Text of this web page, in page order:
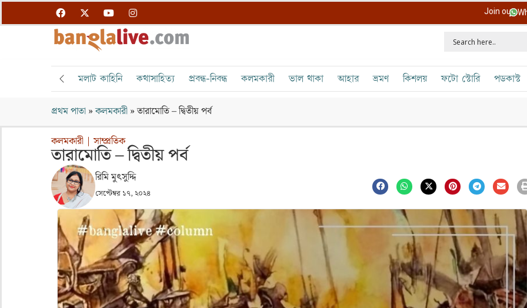
Join our
মলাট কাহিনি কথাসাহিত্য প্রবন্ধ-নিবন্ধ কলমকারী ভাল থাকা আহার ভ্রমণ কিশলয় ফটো স্টোরি পডকাস্ট
প্রথম পাতা »কলমকারী »তারামোতি – দ্বিতীয় পর্ব
কলমকারী |সাম্প্রতিক
তারামোতি – দ্বিতীয় পর্ব
রিমি মুৎসুদ্দি
সেপ্টেম্বর ১৭, ২০২৪